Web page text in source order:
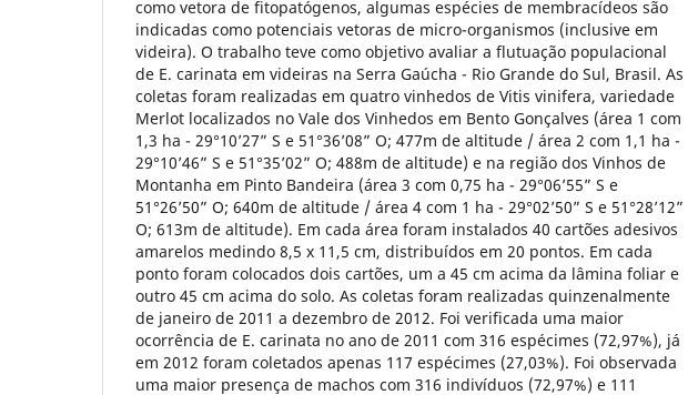
como vetora de fitopatógenos, algumas espécies de membracídeos são
indicadas como potenciais vetoras de micro-organismos (inclusive em
videira). O trabalho teve como objetivo avaliar a flutuação populacional
de E. carinata em videiras na Serra Gaúcha - Rio Grande do Sul, Brasil. As
coletas foram realizadas em quatro vinhedos de Vitis vinifera, variedade
Merlot localizados no Vale dos Vinhedos em Bento Gonçalves (área 1 com
1,3 ha - 29°10’27” S e 51°36’08” O; 477m de altitude / área 2 com 1,1 ha -
29°10’46” S e 51°35’02” O; 488m de altitude) e na região dos Vinhos de
Montanha em Pinto Bandeira (área 3 com 0,75 ha - 29°06’55” S e
51°26’50” O; 640m de altitude / área 4 com 1 ha - 29°02’50” S e 51°28’12”
O; 613m de altitude). Em cada área foram instalados 40 cartões adesivos
amarelos medindo 8,5 x 11,5 cm, distribuídos em 20 pontos. Em cada
ponto foram colocados dois cartões, um a 45 cm acima da lâmina foliar e
outro 45 cm acima do solo. As coletas foram realizadas quinzenalmente
de janeiro de 2011 a dezembro de 2012. Foi verificada uma maior
ocorrência de E. carinata no ano de 2011 com 316 espécimes (72,97%), já
em 2012 foram coletados apenas 117 espécimes (27,03%). Foi observada
uma maior presença de machos com 316 indivíduos (72,97%) e 111